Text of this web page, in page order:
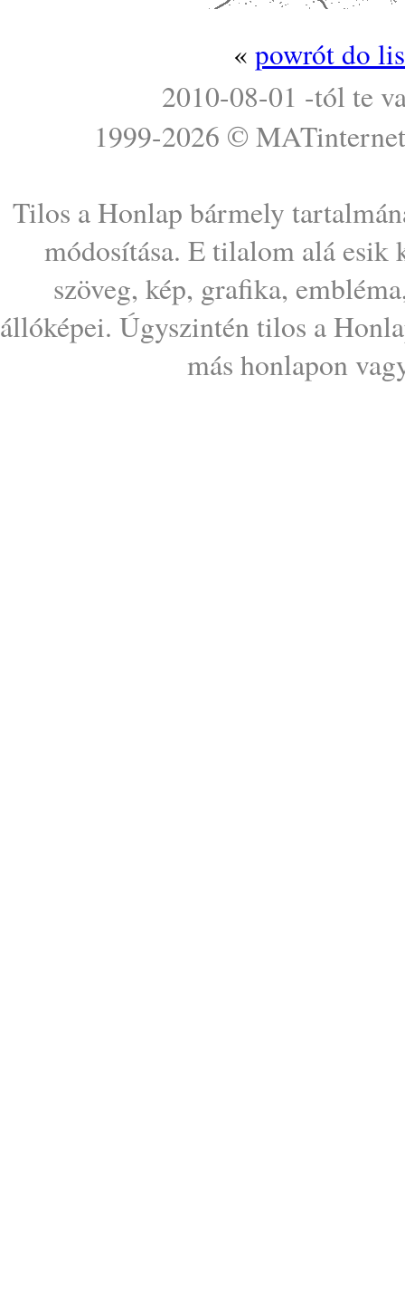
« powrót do
2010-08-01 -tól te
1999-2026 © MATinternet
Tilos a Honlap bármely
módosítása. E tilalom alá esik
szöveg, kép, grafika,
állóképei. Úgyszintén tilos a
más honlapon